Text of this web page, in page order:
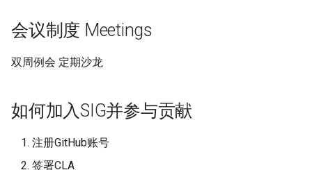
会议制度 Meetings
双周例会 定期沙龙
如何加入SIG并参与贡献
注册GitHub账号
签署CLA